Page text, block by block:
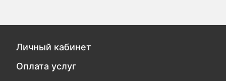
Личный кабинет
Оплата услуг